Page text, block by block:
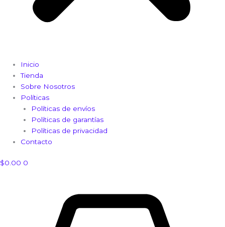
Inicio
Tienda
Sobre Nosotros
Políticas
Políticas de envíos
Políticas de garantías
Políticas de privacidad
Contacto
$0.00 0